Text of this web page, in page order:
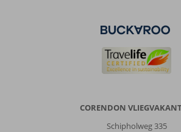
CORENDON
Schipholweg 335